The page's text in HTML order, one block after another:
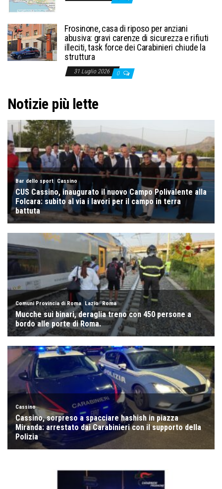
Frosinone, casa di riposo per anziani
abusiva: gravi carenze di sicurezza e rifiuti
illeciti, task force dei Carabinieri chiude la
struttura
31 Luglio 2026 0
Notizie più lette